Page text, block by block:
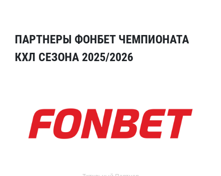
ПАРТНЕРЫ ФОНБЕТ ЧЕМПИОНАТА
КХЛ СЕЗОНА 2025/2026